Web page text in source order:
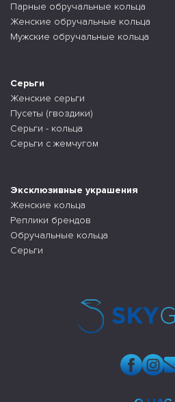
Парные обручальные кольца
Женские обручальные кольца
Мужские обручальные кольца
Серьги
Женские серьги
Пусеты (гвоздики)
Серьги - кольца
Серьги с жемчугом
Эксклюзивные украшения
Женские кольца
Реплики брендов
Обручальные кольца
Серьги